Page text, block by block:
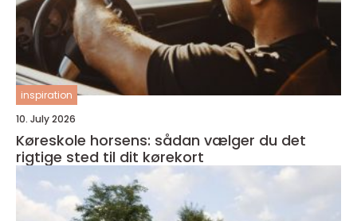
inspiration
10. July 2026
Køreskole horsens: sådan vælger du det
rigtige sted til dit kørekort